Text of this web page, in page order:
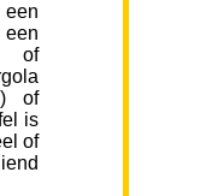
of
of
is
of